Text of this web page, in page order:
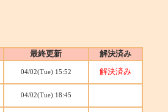
最終更新 解決済み
04/02(Tue) 15:52 解決済み
04/02(Tue) 18:45